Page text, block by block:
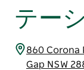
テー
860 Corona
Gap NSW